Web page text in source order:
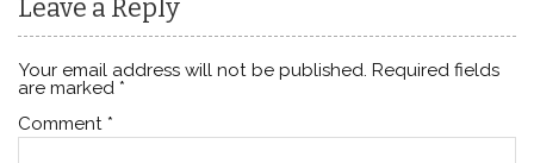
Leave a Reply
Your email address will not be published. Required fields
are marked *
Comment *